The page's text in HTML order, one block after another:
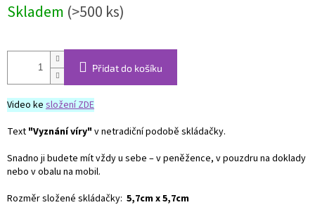
cena:
Skladem (>500 ks)
Přidat do košíku
Video ke složení ZDE
Text "Vyznání víry"v netradiční podobě skládačky.
Snadno ji budete mít vždy u sebe – v peněžence, v pouzdru na doklady
nebo v obalu na mobil.
Rozměr složené skládačky: 5,7cm x 5,7cm